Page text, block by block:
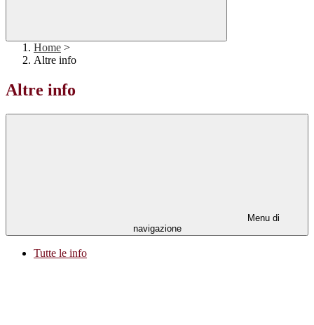
Home >
Altre info
Altre info
Menu di
navigazione
Tutte le info